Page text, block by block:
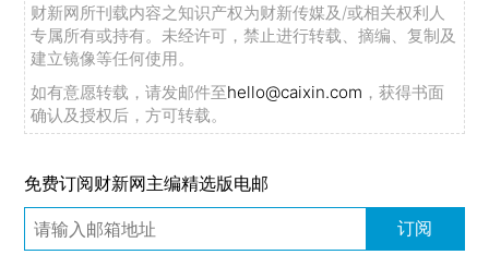
财新网所刊载内容之知识产权为财新传媒及/或相关权利人
专属所有或持有。未经许可，禁止进行转载、摘编、复制及
建立镜像等任何使用。
如有意愿转载，请发邮件至hello@caixin.com ，获得书面
确认及授权后，方可转载。
免费订阅财新网主编精选版电邮
订阅